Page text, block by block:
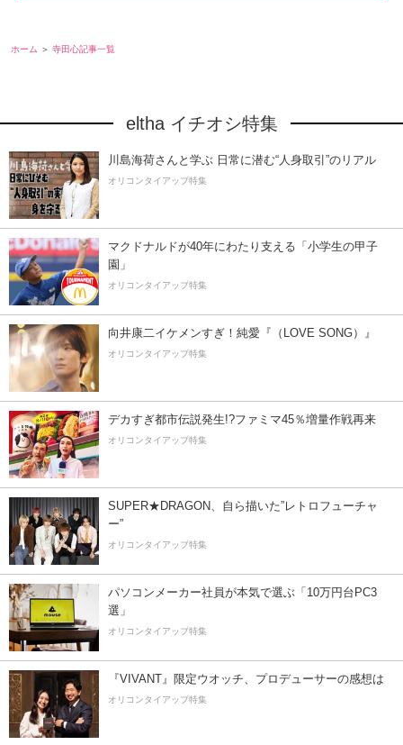
ホーム 寺田心記事一覧
eltha イチオシ特集
川島海荷さんと学ぶ 日常に潜む“人身取引”のリアル
オリコンタイアップ特集
マクドナルドが40年にわたり支える「小学生の甲子
園」
オリコンタイアップ特集
向井康二イケメンすぎ！純愛『（LOVE SONG）』
オリコンタイアップ特集
デカすぎ都市伝説発生!?ファミマ45％増量作戦再来
オリコンタイアップ特集
SUPER★DRAGON、自ら描いた”レトロフューチャ
ー”
オリコンタイアップ特集
パソコンメーカー社員が本気で選ぶ「10万円台PC3
選」
オリコンタイアップ特集
『VIVANT』限定ウオッチ、プロデューサーの感想は
オリコンタイアップ特集